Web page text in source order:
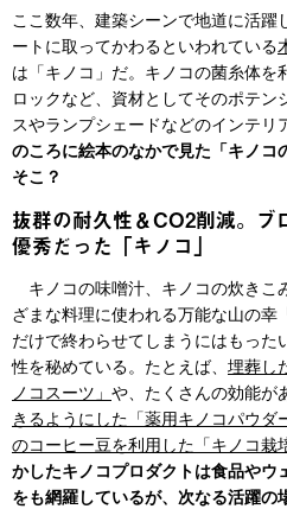
ここ数年、建築シーンで地道に活躍
ートに取ってかわるといわれている
は「キノコ」だ。キノコの菌糸体を
ロックなど、資材としてそのポテン
スやランプシェードなどのインテリ
のころに絵本のなかで見た「キノコ
そこ？
抜群の耐久性＆CO2削減。ブ
優秀だった「キノコ」
キノコの味噌汁、キノコの炊きこ
ざまな料理に使われる万能な山の幸
だけで終わらせてしまうにはもった
性を秘めている。たとえば、 埋葬し
ノコスーツ」 や、たくさんの効能が
きるようにした「薬用キノコパウダ
のコーヒー豆を利用した「キノコ栽
かしたキノコプロダクトは食品やウ
をも網羅しているが、次なる活躍の